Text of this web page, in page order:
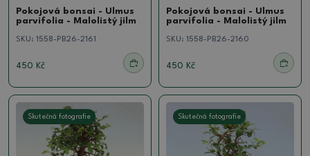
Pokojová bonsai - Ulmus
parvifolia - Malolistý jilm
SKU: 1558-PB26-2161
450 Kč
Pokojová bonsai - Ulmus
parvifolia - Malolistý jilm
SKU: 1558-PB26-2160
450 Kč
Skutečná fotografie Skutečná fotografie